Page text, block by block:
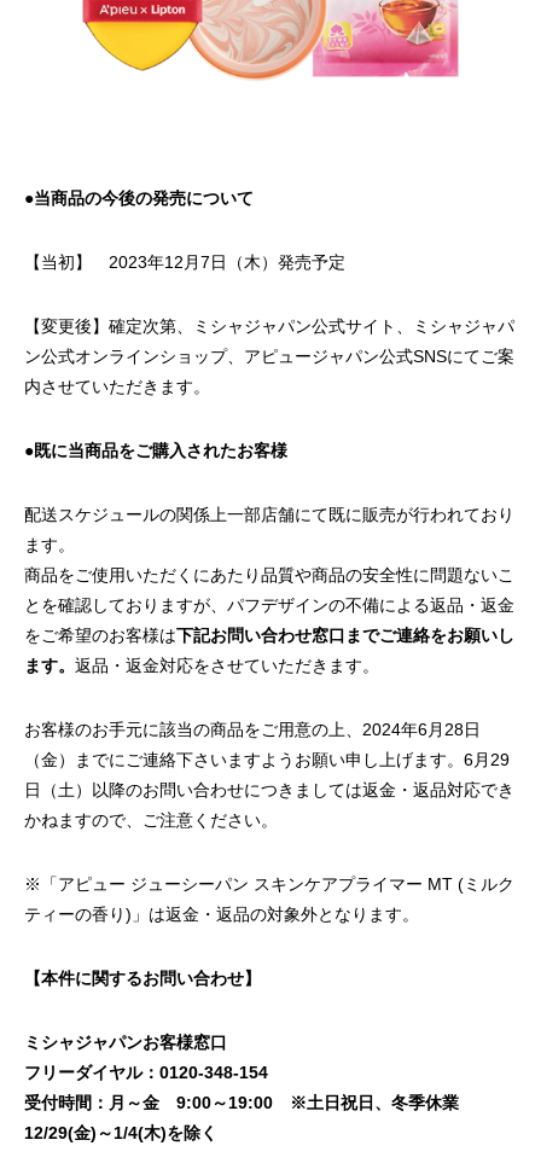
●当商品の今後の発売について
【当初】 2023年12月7日（木）発売予定
【変更後】確定次第、ミシャジャパン公式サイト、ミシャジャパ
ン公式オンラインショップ、アピュージャパン公式SNSにてご案
内させていただきます。
●既に当商品をご購入されたお客様
配送スケジュールの関係上一部店舗にて既に販売が行われており
ます。
商品をご使用いただくにあたり品質や商品の安全性に問題ないこ
とを確認しておりますが、パフデザインの不備による返品・返金
をご希望のお客様は下記お問い合わせ窓口までご連絡をお願いし
ます。 返品・返金対応をさせていただきます。
お客様のお手元に該当の商品をご用意の上、2024年6月28日
（金）までにご連絡下さいますようお願い申し上げます。6月29
日（土）以降のお問い合わせにつきましては返金・返品対応でき
かねますので、ご注意ください。
※「アピュー ジューシーパン スキンケアプライマー MT (ミルク
ティーの香り)」は返金・返品の対象外となります。
【本件に関するお問い合わせ】
ミシャジャパンお客様窓口
フリーダイヤル：0120-348-154
受付時間：月～金 9:00～19:00 ※土日祝日、冬季休業
12/29(金)～1/4(木)を除く